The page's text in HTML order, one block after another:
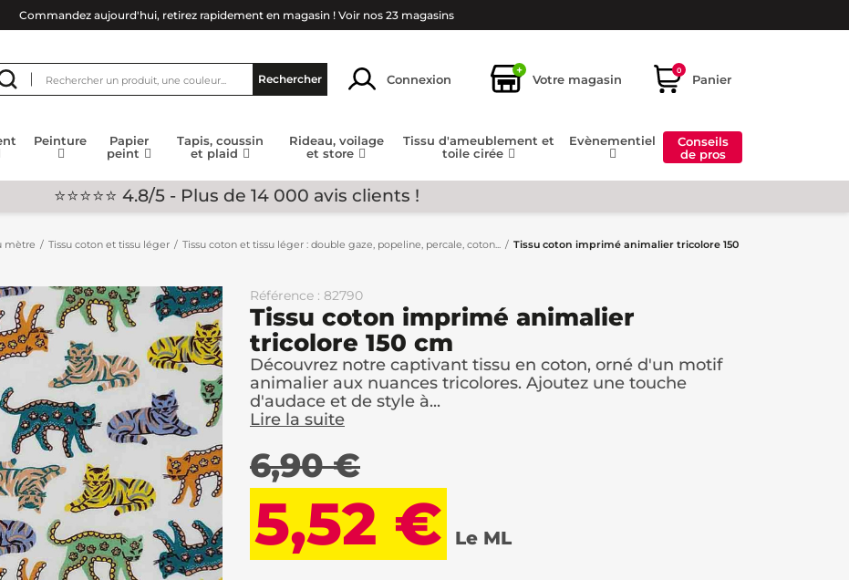
Commandez aujourd'hui, retirez rapidement en magasin ! Voir nos 23 magasins
Rechercher Connexion
+
Votre magasin
0
Panier
Peinture
Papier
peint
Tapis, coussin
et plaid
Rideau, voilage
et store
Tissu d'ameublement et
toile cirée
Evènementiel
Conseils
de pros
⭐⭐⭐⭐⭐ 4.8/5 - Plus de 14 000 avis clients !
mètre Tissu coton et tissu léger Tissu coton et tissu léger : double gaze, popeline, percale, coton...
Tissu coton imprimé animalier tricolore 150
Référence : 82790
Tissu coton imprimé animalier
tricolore 150 cm
Découvrez notre captivant tissu en coton, orné d'un motif
animalier aux nuances tricolores. Ajoutez une touche
d'audace et de style à...
Lire la suite
6,90 €
5,52 € Le ML